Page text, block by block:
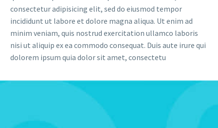
consectetur adipisicing elit, sed do eiusmod tempor
incididunt ut labore et dolore magna aliqua. Ut enim ad
minim veniam, quis nostrud exercitation ullamco laboris
nisi ut aliquip ex ea commodo consequat. Duis aute irure qui
dolorem ipsum quia dolor sit amet, consectetu